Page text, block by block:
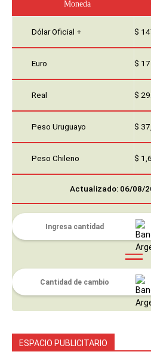
Moneda
Dólar Oficial + $
Euro $
Real $
Peso Uruguayo $
Peso Chileno $
Actualizado: 06/08/
ESPACIO PUBLICITARIO